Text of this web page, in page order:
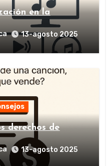
en la
13-agosto 2025
derechos de
13-agosto 2025